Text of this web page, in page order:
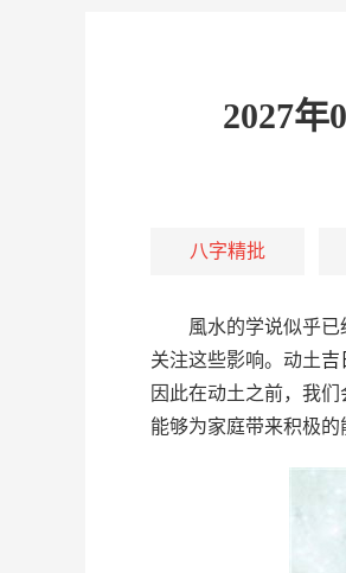
2027年
八字精批
風水的学说似乎已
关注这些影响。动土吉
因此在动土之前，我
能够为家庭带来积极